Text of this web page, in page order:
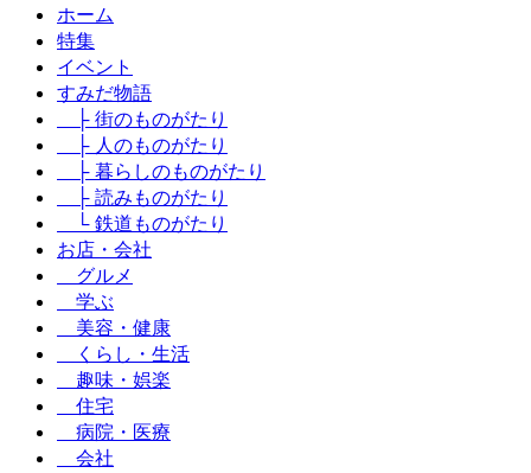
ホーム
特集
イベント
すみだ物語
├ 街のものがたり
├ 人のものがたり
├ 暮らしのものがたり
├ 読みものがたり
└ 鉄道ものがたり
お店・会社
グルメ
学ぶ
美容・健康
くらし・生活
趣味・娯楽
住宅
病院・医療
会社